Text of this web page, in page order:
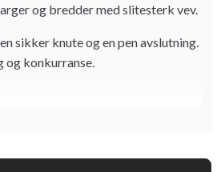
og bredder med slitesterk vev.
sikker knute og en pen avslutning.
og konkurranse.